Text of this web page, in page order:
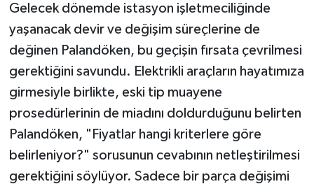
Gelecek dönemde istasyon işletmeciliğinde
yaşanacak devir ve değişim süreçlerine de
değinen Palandöken, bu geçişin fırsata çevrilmesi
gerektiğini savundu. Elektrikli araçların hayatımıza
girmesiyle birlikte, eski tip muayene
prosedürlerinin de miadını doldurduğunu belirten
Palandöken, "Fiyatlar hangi kriterlere göre
belirleniyor?" sorusunun cevabının netleştirilmesi
gerektiğini söylüyor. Sadece bir parça değişimi